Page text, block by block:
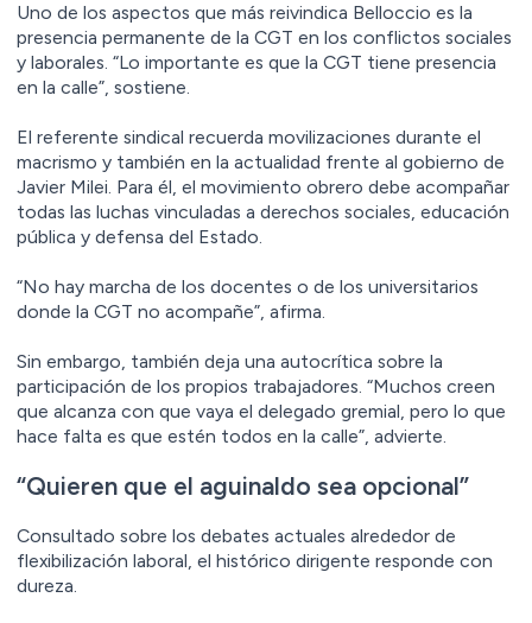
Uno de los aspectos que más reivindica Belloccio es la
presencia permanente de la CGT en los conflictos sociales
y laborales. “Lo importante es que la CGT tiene presencia
en la calle”, sostiene.
El referente sindical recuerda movilizaciones durante el
macrismo y también en la actualidad frente al gobierno de
Javier Milei. Para él, el movimiento obrero debe acompañar
todas las luchas vinculadas a derechos sociales, educación
pública y defensa del Estado.
“No hay marcha de los docentes o de los universitarios
donde la CGT no acompañe”, afirma.
Sin embargo, también deja una autocrítica sobre la
participación de los propios trabajadores. “Muchos creen
que alcanza con que vaya el delegado gremial, pero lo que
hace falta es que estén todos en la calle”, advierte.
“Quieren que el aguinaldo sea opcional”
Consultado sobre los debates actuales alrededor de
flexibilización laboral, el histórico dirigente responde con
dureza.